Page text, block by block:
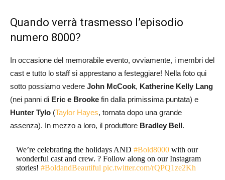
Quando verrà trasmesso l’episodio
numero 8000?
In occasione del memorabile evento, ovviamente, i membri del
cast e tutto lo staff si apprestano a festeggiare! Nella foto qui
sotto possiamo vedere John McCook, Katherine Kelly Lang
(nei panni di Eric e Brooke fin dalla primissima puntata) e
Hunter Tylo (Taylor Hayes, tornata dopo una grande
assenza). In mezzo a loro, il produttore Bradley Bell.
We’re celebrating the holidays AND#Bold8000 with our
wonderful cast and crew. ? Follow along on our Instagram
stories!#BoldandBeautiful pic.twitter.com/rQPQ1ze2Kh